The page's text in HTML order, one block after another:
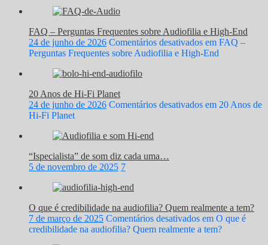
FAQ – Perguntas Frequentes sobre Audiofilia e High-End
24 de junho de 2026 Comentários desativados em FAQ –
Perguntas Frequentes sobre Audiofilia e High-End
20 Anos de Hi-Fi Planet
24 de junho de 2026 Comentários desativados em 20 Anos de
Hi-Fi Planet
“Ispecialista” de som diz cada uma…
5 de novembro de 2025 7
O que é credibilidade na audiofilia? Quem realmente a tem?
7 de março de 2025 Comentários desativados em O que é
credibilidade na audiofilia? Quem realmente a tem?